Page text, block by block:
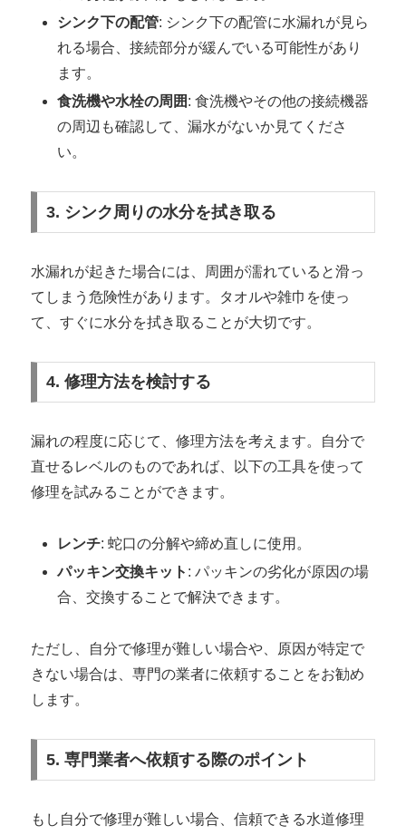
シンク下の配管: シンク下の配管に水漏れが見ら
れる場合、接続部分が緩んでいる可能性があり
ます。
食洗機や水栓の周囲: 食洗機やその他の接続機器
の周辺も確認して、漏水がないか見てくださ
い。
3. シンク周りの水分を拭き取る
水漏れが起きた場合には、周囲が濡れていると滑っ
てしまう危険性があります。タオルや雑巾を使っ
て、すぐに水分を拭き取ることが大切です。
4. 修理方法を検討する
漏れの程度に応じて、修理方法を考えます。自分で
直せるレベルのものであれば、以下の工具を使って
修理を試みることができます。
レンチ: 蛇口の分解や締め直しに使用。
パッキン交換キット : パッキンの劣化が原因の場
合、交換することで解決できます。
ただし、自分で修理が難しい場合や、原因が特定で
きない場合は、専門の業者に依頼することをお勧め
します。
5. 専門業者へ依頼する際のポイント
もし自分で修理が難しい場合、信頼できる水道修理